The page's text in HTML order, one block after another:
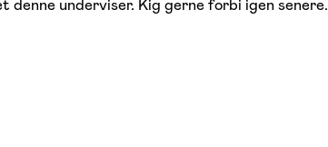
underviser. Kig gerne forbi igen senere.